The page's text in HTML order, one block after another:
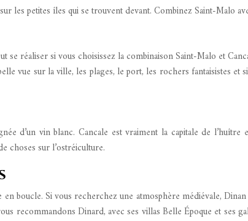
les petites îles qui se trouvent devant. Combinez Saint-Malo
se réaliser si vous choisissez la combinaison Saint-Malo et
vue sur la ville, les plages, le port, les rochers fantaisistes et
d’un vin blanc. Cancale est vraiment la capitale de
choses sur l’ostréiculture.
boucle. Si vous recherchez une atmosphère médiévale,
recommandons Dinard, avec ses villas Belle Époque et ses